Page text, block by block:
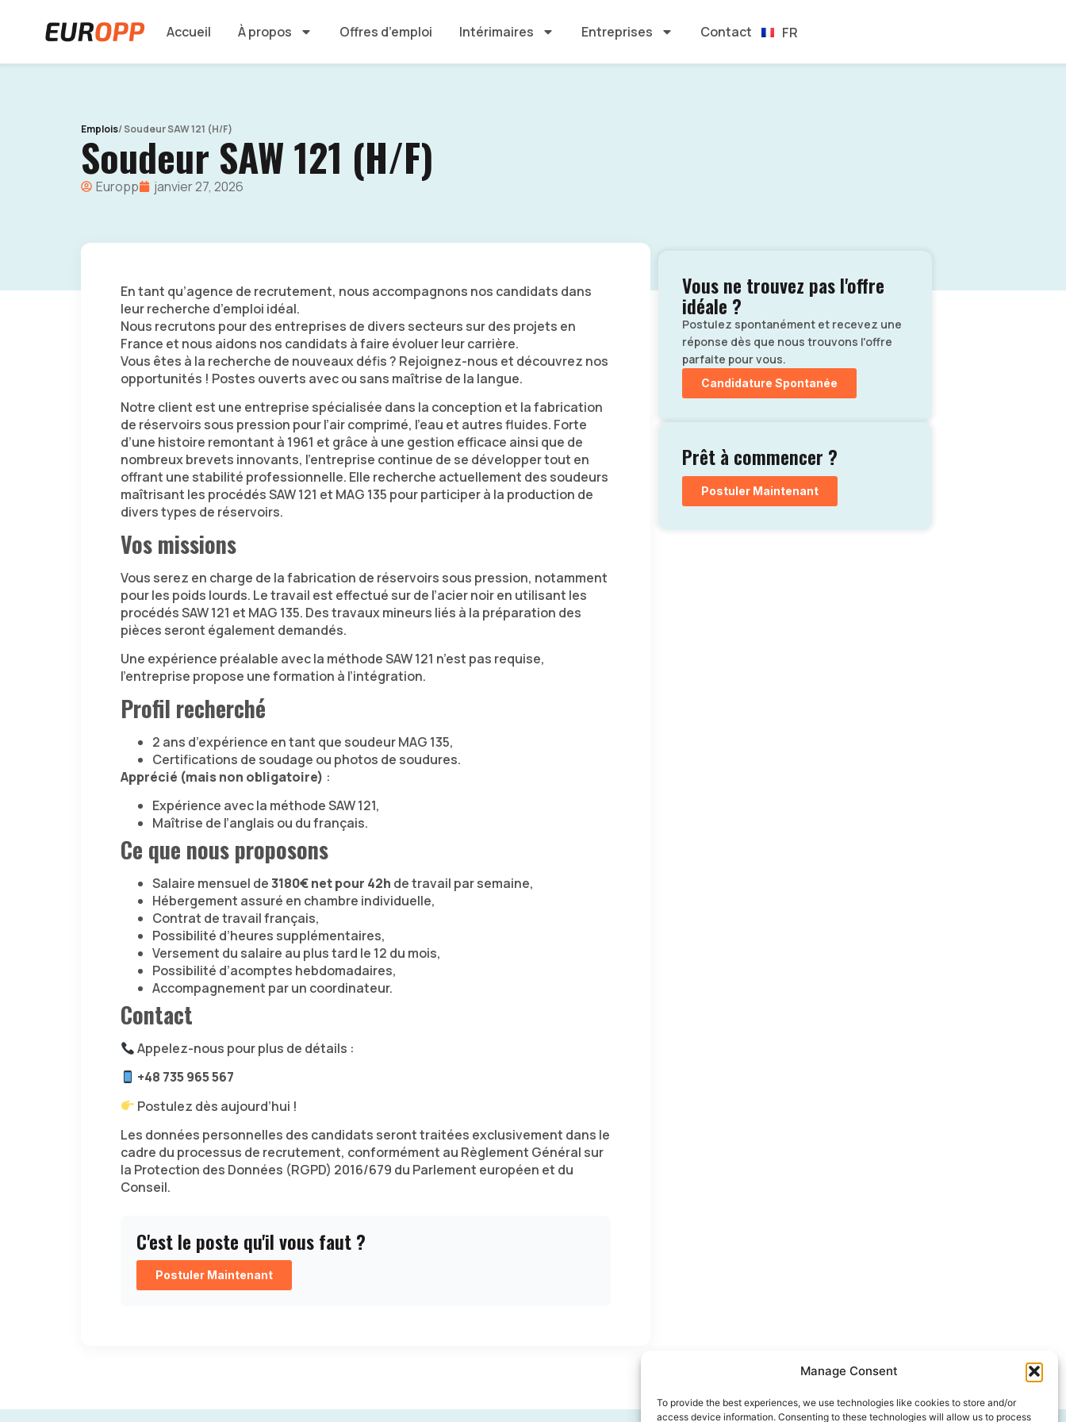
Manage Consent
To provide the best experiences, we use technologies like cookies to store and/or
access device information. Consenting to these technologies will allow us to process
Accueil À propos Offres d’emploi Intérimaires Entreprises Contact FR
ES
Emplois/ Soudeur SAW 121 (H/F)
Soudeur SAW 121 (H/F)
Europp janvier 27, 2026
En tant qu’agence de recrutement, nous accompagnons nos candidats dans
leur recherche d’emploi idéal.
Nous recrutons pour des entreprises de divers secteurs sur des projets en
France et nous aidons nos candidats à faire évoluer leur carrière.
Vous êtes à la recherche de nouveaux défis ? Rejoignez-nous et découvrez nos
opportunités ! Postes ouverts avec ou sans maîtrise de la langue.
Notre client est une entreprise spécialisée dans la conception et la fabrication
de réservoirs sous pression pour l’air comprimé, l’eau et autres fluides. Forte
d’une histoire remontant à 1961 et grâce à une gestion efficace ainsi que de
nombreux brevets innovants, l’entreprise continue de se développer tout en
offrant une stabilité professionnelle. Elle recherche actuellement des soudeurs
maîtrisant les procédés SAW 121 et MAG 135 pour participer à la production de
divers types de réservoirs.
Vos missions
Vous serez en charge de la fabrication de réservoirs sous pression, notamment
pour les poids lourds. Le travail est effectué sur de l’acier noir en utilisant les
procédés SAW 121 et MAG 135. Des travaux mineurs liés à la préparation des
pièces seront également demandés.
Une expérience préalable avec la méthode SAW 121 n’est pas requise,
l’entreprise propose une formation à l’intégration.
Profil recherché
2 ans d’expérience en tant que soudeur MAG 135,
Certifications de soudage ou photos de soudures.
Apprécié (mais non obligatoire) :
Expérience avec la méthode SAW 121,
Maîtrise de l’anglais ou du français.
Ce que nous proposons
Salaire mensuel de3180€ net pour 42h de travail par semaine,
Hébergement assuré en chambre individuelle,
Contrat de travail français,
Possibilité d’heures supplémentaires,
Versement du salaire au plus tard le 12 du mois,
Possibilité d’acomptes hebdomadaires,
Accompagnement par un coordinateur.
Contact
Appelez-nous pour plus de détails :
+48 735 965 567
Postulez dès aujourd’hui !
Les données personnelles des candidats seront traitées exclusivement dans le
cadre du processus de recrutement, conformément au Règlement Général sur
la Protection des Données (RGPD) 2016/679 du Parlement européen et du
Conseil.
C'est le poste qu'il vous faut ?
Postuler Maintenant
Vous ne trouvez pas l'offre
idéale ?
Postulez spontanément et recevez une
réponse dès que nous trouvons l'offre
parfaite pour vous.
Candidature Spontanée
Prêt à commencer ?
Postuler Maintenant